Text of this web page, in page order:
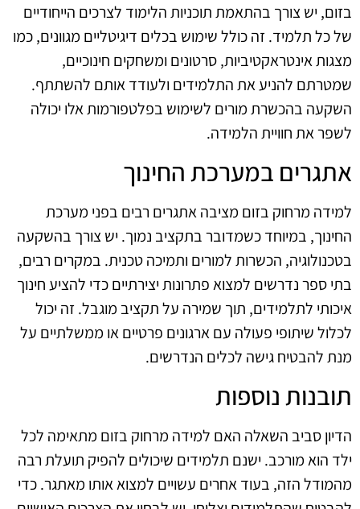
בזום, יש צורך בהתאמת תוכניות הלימוד לצרכים הייחודיים
של כל תלמיד. זה כולל שימוש בכלים דיגיטליים מגוונים, כמו
מצגות אינטראקטיביות, סרטונים ומשחקים חינוכיים,
שמטרתם להניע את התלמידים ולעודד אותם להשתתף.
השקעה בהכשרת מורים לשימוש בפלטפורמות אלו יכולה
לשפר את חוויית הלמידה.
אתגרים במערכת החינוך
למידה מרחוק בזום מציבה אתגרים רבים בפני מערכת
החינוך, במיוחד כשמדובר בתקציב נמוך. יש צורך בהשקעה
בטכנולוגיה, הכשרות למורים ותמיכה טכנית. במקרים רבים,
בתי ספר נדרשים למצוא פתרונות יצירתיים כדי להציע חינוך
איכותי לתלמידים, תוך שמירה על תקציב מוגבל. זה יכול
לכלול שיתופי פעולה עם ארגונים פרטיים או ממשלתיים על
מנת להבטיח גישה לכלים הנדרשים.
תובנות נוספות
הדיון סביב השאלה האם למידה מרחוק בזום מתאימה לכל
ילד הוא מורכב. ישנם תלמידים שיכולים להפיק תועלת רבה
מהמודל הזה, בעוד אחרים עשויים למצוא אותו מאתגר. כדי